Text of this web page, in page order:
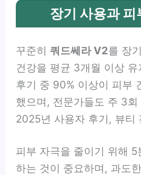
장기 사용과 피
꾸준히쿼드쎄라 V2를 장
건강을 평균 3개월 이상
후기 중 90% 이상이 피부
했으며, 전문가들도 주 3
2025년 사용자 후기, 뷰티
피부 자극을 줄이기 위해
하는 것이 중요하며, 과도